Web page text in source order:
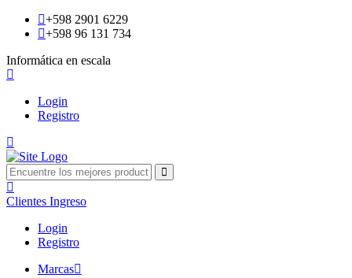
+598 2901 6229
+598 96 131 734
Informática en escala
Login
Registro
Clientes Ingreso
Login
Registro
Marcas